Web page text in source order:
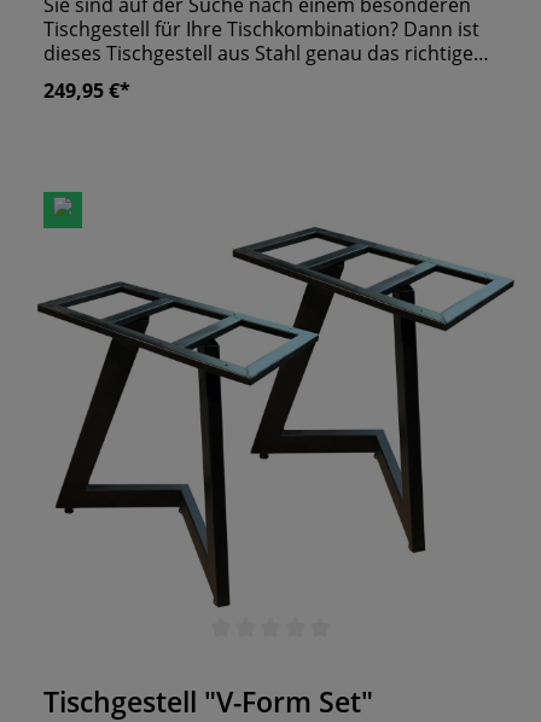
Tischgestell für Ihre Tischkombination? Dann ist
dieses Tischgestell aus Stahl genau das richtige
für Sie! Die schwarz pulverbeschichteten
Tischbeine sind trapezförmig gestaltet. Eine
klassisch, A&S führt eine große Auswahl an
passenden Platten. Im Preis beinhaltet sind
jeweils 2er Set´sFür Tischplatten geeignet ab 80
249,95 €*
Tischgestell "V-Form Set"